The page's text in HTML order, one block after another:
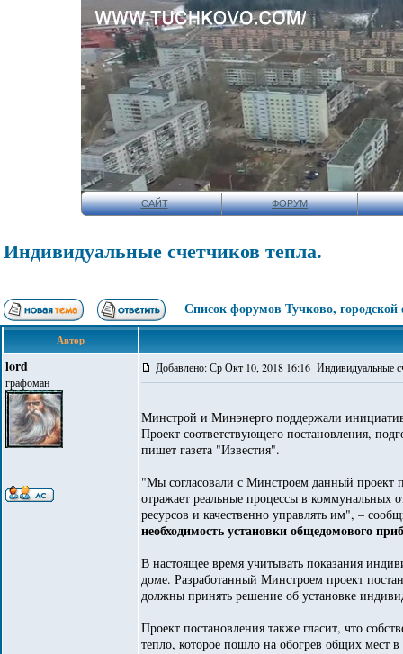
САЙТ ФОРУМ
Индивидуальные счетчиков тепла.
Список форумов Тучково,
Автор
lord
графоман
Добавлено: Ср Окт 10, 2018 16:16 Индивидуальные
Минстрой и Минэнерго поддержали
Проект соответствующего постановления,
пишет газета "Известия".
"Мы согласовали с Минстроем данный проект
отражает реальные процессы в коммунальных
ресурсов и качественно управлять им", –
необходимость установки общедомового
В настоящее время учитывать показания
доме. Разработанный Минстроем проект
должны принять решение об установке
Проект постановления также гласит, что
тепло, которое пошло на обогрев общих мест